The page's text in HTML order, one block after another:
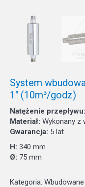
System
1″ (10m³/godz)
Natężenie przepływu:
Materiał: Wykonany z
Gwarancja: 5 lat
H: 340 mm
Ø: 75 mm
Kategoria: